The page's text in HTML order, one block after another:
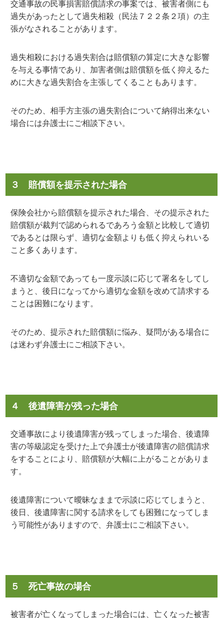
交通事故の民事損害賠償請求の事案では、被害者側にも
過失があったとして過失相殺（民法７２２条２項）の主
張がなされることがあります。
過失相殺における過失割合は賠償額の算定に大きな影響
を与える事情であり、加害者側は賠償額を低く抑えるた
めに大きな過失割合を主張してくることもあります。
そのため、相手方主張の過失割合について納得出来ない
場合には弁護士にご相談下さい。
３ 賠償額を提示された場合
保険会社から賠償額を提示された場合、その提示された
賠償額が裁判で認められるであろう金額と比較して適切
であるとは限らず、適切な金額よりも低く抑えられいる
こと多くあります。
不適切な金額であっても一度示談に応じて署名をしてし
まうと、後日になってから適切な金額を改めて請求する
ことは困難になります。
そのため、提示された賠償額に悩み、疑問がある場合に
は迷わず弁護士にご相談下さい。
４ 後遺障害が残った場合
交通事故により後遺障害が残ってしまった場合、後遺障
害の等級認定を受けた上で弁護士が後遺障害の賠償請求
をすることにより、賠償額が大幅に上がることがありま
す。
後遺障害について曖昧なままで示談に応じてしまうと、
後日、後遺障害に関する請求をしても困難になってしま
う可能性がありますので、弁護士にご相談下さい。
５ 死亡事故の場合
被害者が亡くなってしまった場合には、亡くなった被害